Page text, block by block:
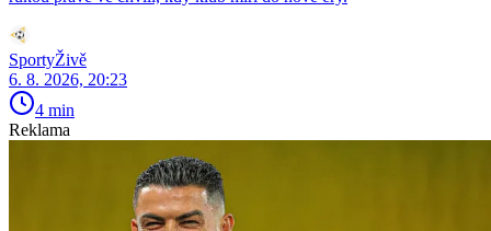
SportyŽivě
6. 8. 2026, 20:23
4 min
Reklama